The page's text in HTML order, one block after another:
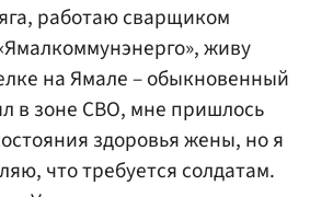
работаю сварщиком
живу
на Ямале – обыкновенный
в зоне СВО, мне пришлось
здоровья жены, но я
что требуется солдатам.